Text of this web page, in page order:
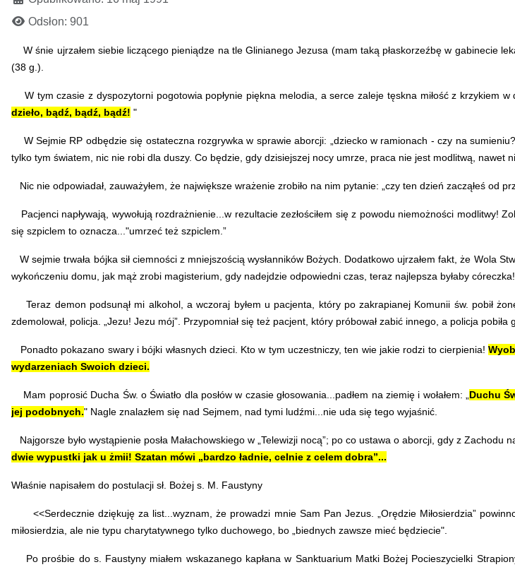
Odsłon: 901
W śnie ujrzałem siebie liczącego pieniądze na tle Glinianego Jezusa (mam taką płaskorzeźbę w gabinecie
(38 g.).
W tym czasie z dyspozytorni pogotowia popłynie piękna melodia, a serce zaleje tęskna miłość z krzykiem w
dzieło, bądź, bądź, bądź! "
W Sejmie RP odbędzie się ostateczna rozgrywka w sprawie aborcji: „dziecko w ramionach - czy na
tylko tym światem, nic nie robi dla duszy. Co będzie, gdy dzisiejszej nocy umrze, praca nie jest modlitwą, nawet
Nic nie odpowiadał, zauważyłem, że największe wrażenie zrobiło na nim pytanie: „czy ten dzień zacząłeś od
Pacjenci napływają, wywołują rozdrażnienie...w rezultacie zezłościłem się z powodu niemożności modlitwy!
się szpiclem to oznacza..."umrzeć też szpiclem.”
W sejmie trwała bójka sił ciemności z mniejszością wysłanników Bożych. Dodatkowo ujrzałem fakt, że Wola
wykończeniu domu, jak mąż zrobi magisterium, gdy nadejdzie odpowiedni czas, teraz najlepsza byłaby
Teraz demon podsunął mi alkohol, a wczoraj byłem u pacjenta, który po zakrapianej Komunii św. pobił
zdemolował, policja. „Jezu! Jezu mój”. Przypomniał się też pacjent, który próbował zabić innego, a policja pobiła
Ponadto pokazano swary i bójki własnych dzieci. Kto w tym uczestniczy, ten wie jakie rodzi to cierpienia!
wydarzeniach Swoich dzieci.
Mam poprosić Ducha Św. o Światło dla posłów w czasie głosowania...padłem na ziemię i wołałem: „ Duchu
jej podobnych." Nagle znalazłem się nad Sejmem, nad tymi ludźmi...nie uda się tego wyjaśnić.
Najgorsze było wystąpienie posła Małachowskiego w „Telewizji nocą”; po co ustawa o aborcji, gdy z Zachodu
dwie wypustki jak u żmii! Szatan mówi „bardzo ładnie, celnie z celem dobra”...
Właśnie napisałem do postulacji sł. Bożej s. M. Faustyny
<<Serdecznie dziękuję za list...wyznam, że prowadzi mnie Sam Pan Jezus. „Orędzie Miłosierdzia”
miłosierdzia, ale nie typu charytatywnego tylko duchowego, bo „biednych zawsze mieć będziecie".
Po prośbie do s. Faustyny miałem wskazanego kapłana w Sanktuarium Matki Bożej Pocieszycielki